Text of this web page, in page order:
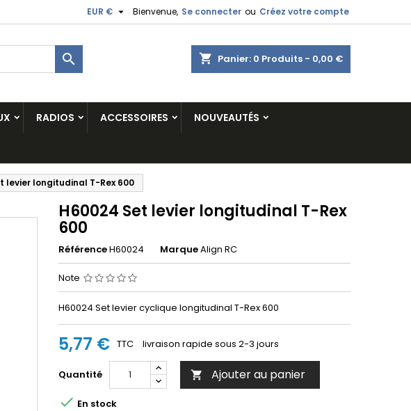
Bienvenue, Se connecter ou Créez votre compte
EUR € 
shopping_cart Panier: 0 Produits - 0,00 €

RADIOS ACCESSOIRES NOUVEAUTÉS
levier longitudinal T-Rex 600
H60024 Set levier longitudinal T-Rex
600
RéférenceH60024 MarqueAlign RC
Note
H60024 Set levier cyclique longitudinal T-Rex 600
5,77 € TTC livraison rapide sous 2-3 jours
Quantité  Ajouter au panier
 En stock